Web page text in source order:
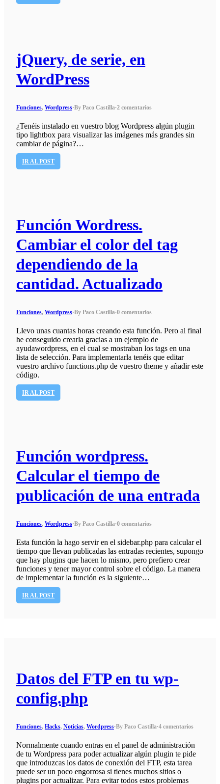
jQuery, de serie, en
WordPress
Funciones, Wordpress·By Paco Castilla·2 comentarios
¿Tenéis instalado en vuestro blog Wordpress algún plugin
tipo lightbox para visualizar las imágenes más grandes sin
cambiar de página?…
IR AL POST
Función Wordress.
Cambiar el color del tag
dependiendo de la
cantidad. Actualizado
Funciones, Wordpress·By Paco Castilla·0 comentarios
Llevo unas cuantas horas creando esta función. Pero al final
he conseguido crearla gracias a un ejemplo de
ayudawordpress, en el cual se mostraban los tags en una
lista de selección. Para implementarla tenéis que editar
vuestro archivo functions.php de vuestro theme y añadir este
código.
IR AL POST
Función wordpress.
Calcular el tiempo de
publicación de una entrada
Funciones, Wordpress·By Paco Castilla·0 comentarios
Esta función la hago servir en el sidebar.php para calcular el
tiempo que llevan publicadas las entradas recientes, supongo
que hay plugins que hacen lo mismo, pero prefiero crear
funciones y tener mayor control sobre el código. La manera
de implementar la función es la siguiente…
IR AL POST
Datos del FTP en tu wp-
config.php
Funciones, Hacks, Noticias, Wordpress·By Paco Castilla·4 comentarios
Normalmente cuando entras en el panel de administración
de tu Wordpress para poder actualizar algún plugin te pide
que introduzcas los datos de conexión del FTP, esta tarea
puede ser un poco engorrosa si tienes muchos sitios o
plugins por actualizar. Para evitar todos estos problemas